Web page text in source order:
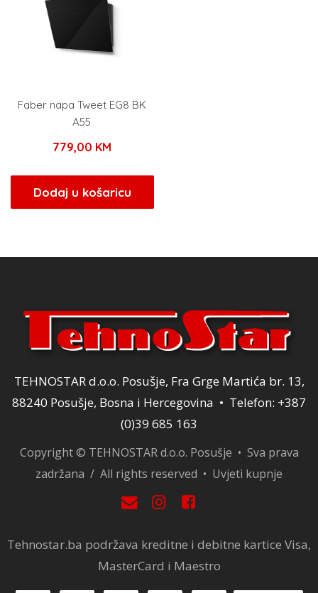
Faber napa Tweet EG8 BK
A55
779,00 KM
Dodaj u košaricu
TEHNOSTAR d.o.o. Posušje, Fra Grge Martića br. 13,
88240 Posušje, Bosna i Hercegovina • Telefon: +387
(0)39 685 163
Copyright © TEHNOSTAR d.o.o. Posušje • Sva prava
zadržana / All rights reserved • Uvjeti kupnje
Tehnostar.ba podržava kreditne i debitne kartice Visa,
MasterCard i Maestro